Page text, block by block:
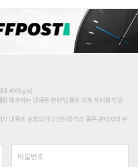
대 400byte)
훼손하는 댓글은 관련 법률에 의해 제재를 받을
내용에 포함되거나 인신공격성 글은 관리자의 판